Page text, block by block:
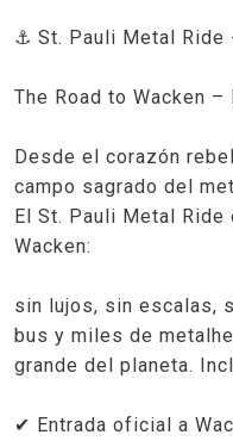
⚓ St. Pauli Metal Ride
The Road to Wacken –
Desde el corazón
campo sagrado del
El St. Pauli Metal
Wacken:
sin lujos, sin escalas,
bus y miles de
grande del planeta.
✔ Entrada oficial a